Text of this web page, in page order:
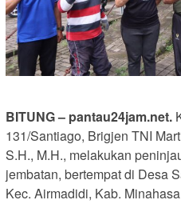
BITUNG – pantau24jam.net.
131/Santiago, Brigjen TNI
S.H., M.H., melakukan
jembatan, bertempat di Desa
Kec. Airmadidi, Kab.